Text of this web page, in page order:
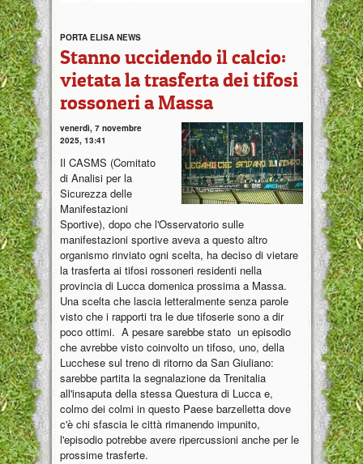
PORTA ELISA NEWS
Stanno uccidendo il calcio:
vietata la trasferta dei tifosi
rossoneri a Massa
venerdì, 7 novembre
2025, 13:41
Il CASMS (Comitato
di Analisi per la
Sicurezza delle
Manifestazioni
Sportive), dopo che l'Osservatorio sulle
manifestazioni sportive aveva a questo altro
organismo rinviato ogni scelta, ha deciso di vietare
la trasferta ai tifosi rossoneri residenti nella
provincia di Lucca domenica prossima a Massa.
Una scelta che lascia letteralmente senza parole
visto che i rapporti tra le due tifoserie sono a dir
poco ottimi. A pesare sarebbe stato un episodio
che avrebbe visto coinvolto un tifoso, uno, della
Lucchese sul treno di ritorno da San Giuliano:
sarebbe partita la segnalazione da Trenitalia
all'insaputa della stessa Questura di Lucca e,
colmo dei colmi in questo Paese barzelletta dove
c'è chi sfascia le città rimanendo impunito,
l'episodio potrebbe avere ripercussioni anche per le
prossime trasferte.